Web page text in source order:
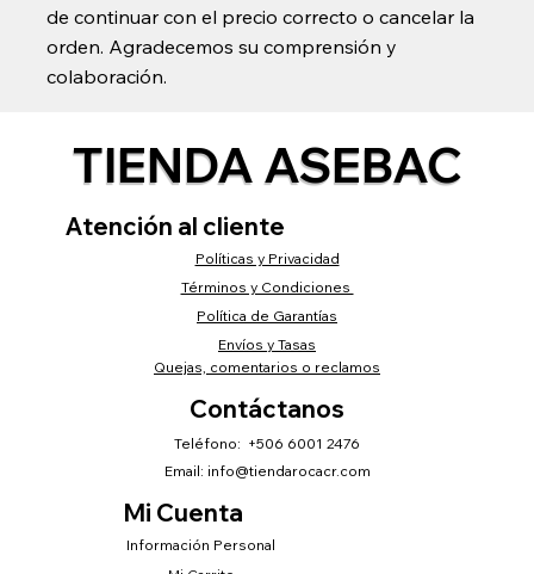
de continuar con el precio correcto o cancelar la
orden. Agradecemos su comprensión y
colaboración.
TIENDA ASEBAC
Atención al cliente
Políticas y Privacidad
Términos y Condiciones
Envíos y Tasas
Política de Garantías
Quejas, comentarios o reclamos
Mi Cuenta
Información Personal
Contáctanos
Teléfono: +506 6001 2476
Email: info@tiendarocacr.com